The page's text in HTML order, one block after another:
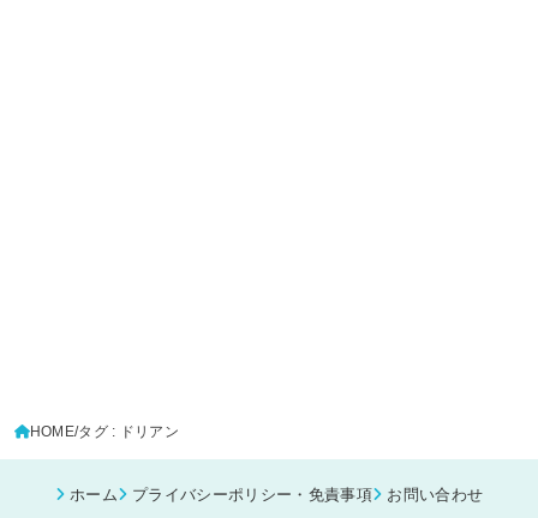
HOME タグ : ドリアン
ホーム プライバシーポリシー・免責事項 お問い合わせ